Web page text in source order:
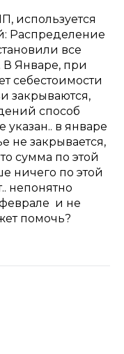
используется
Распределение
все
Январе, при
себестоимости
закрываются,
способ
указан.. в январе
не закрывается,
сумма по этой
ничего по этой
непонятно
и не
помочь?